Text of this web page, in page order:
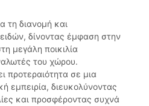
τη διανομή και
δίνοντας έμφαση στην
μεγάλη ποικιλία
του χώρου.
προτεραιότητα σε μια
εμπειρία, διευκολύνοντας
και προσφέροντας συχνά